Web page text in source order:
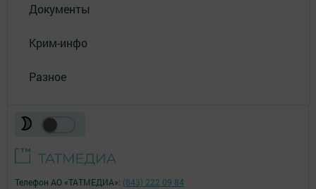
Документы
Крим-инфо
Разное
Телефон АО «ТАТМЕДИА»: (843) 222 09 84